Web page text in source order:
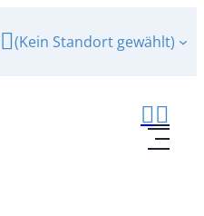
(Kein Standort gewählt)